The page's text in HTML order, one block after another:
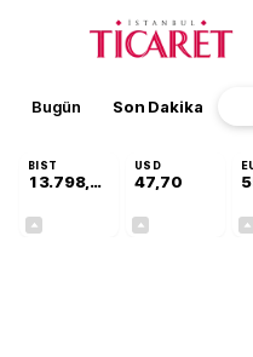
Bugün Son Dakika
BIST
13.798,82
USD
47,70